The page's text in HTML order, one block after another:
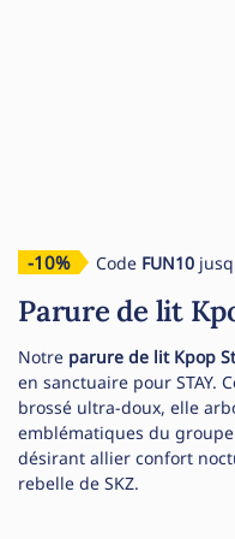
-10% Code FUN10
Parure de lit
Notre parure de lit Kpop
en sanctuaire pour STAY.
brossé ultra-doux, elle
emblématiques du
désirant allier confort
rebelle de SKZ.